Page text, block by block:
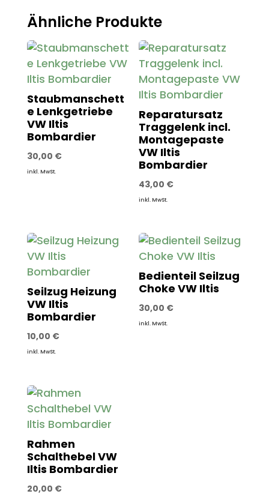
Ähnliche Produkte
Staubmanschett
e Lenkgetriebe
VW Iltis
Bombardier
30,00 €
inkl. MwSt.
Reparatursatz
Traggelenk incl.
Montagepaste
VW Iltis
Bombardier
43,00 €
inkl. MwSt.
Seilzug Heizung
VW Iltis
Bombardier
10,00 €
inkl. MwSt.
Bedienteil Seilzug
Choke VW Iltis
30,00 €
inkl. MwSt.
Rahmen
Schalthebel VW
Iltis Bombardier
20,00 €